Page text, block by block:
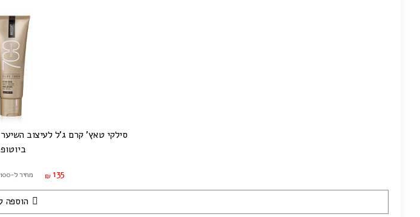
סילקי טאץ' קרם ג'ל לעיצוב השיער קרטין
ביוטופ
₪ 135 מחיר ל-100 מ"ל: ₪112.50
הוספה